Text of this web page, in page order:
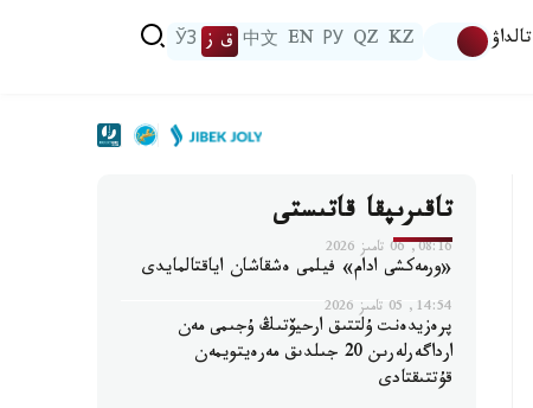
تالداۋ KZ
QZ
РУ
EN
中文 ق ز ЎЗ
تاقىرىپقا قاتىستى
08:16, 06 تامىز 2026
«ورمەكشى ادام» فيلمى ەشقاشان اياقتالمايدى
14:54, 05 تامىز 2026
پرەزيدەنت ۇلتتىق ارحيۆتىڭ ۇجىمى مەن
ارداگەرلەرىن 20 جىلدىق مەرەيتويمەن
قۇتتىقتادى